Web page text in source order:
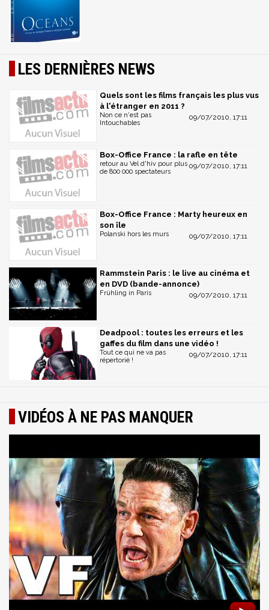
LES DERNIÈRES NEWS
Quels sont les films français les plus vus
à l'étranger en 2011 ?
09/07/2010, 17:11
Non ce n'est pas
Intouchables
Box-Office France : la rafle en tête
09/07/2010, 17:11
retour au Vel d'hiv pour plus
de 800 000 spectateurs
Box-Office France : Marty heureux en
son île
09/07/2010, 17:11
Polanski hors les murs
Rammstein Paris : le live au cinéma et
en DVD (bande-annonce)
09/07/2010, 17:11
Frühling in Paris
Deadpool : toutes les erreurs et les
gaffes du film dans une vidéo !
09/07/2010, 17:11
Tout ce qui ne va pas
répertorié !
VIDÉOS À NE PAS MANQUER